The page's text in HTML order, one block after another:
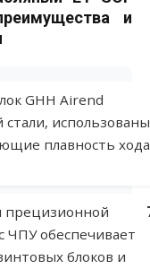
и
GHH Airend
использованы
плавность
прецизионной
ЧПУ обеспечивает
блоков и